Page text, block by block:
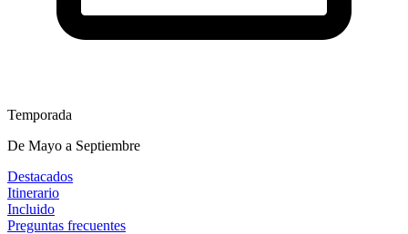
Temporada
De Mayo a Septiembre
Destacados
Itinerario
Incluido
Preguntas frecuentes